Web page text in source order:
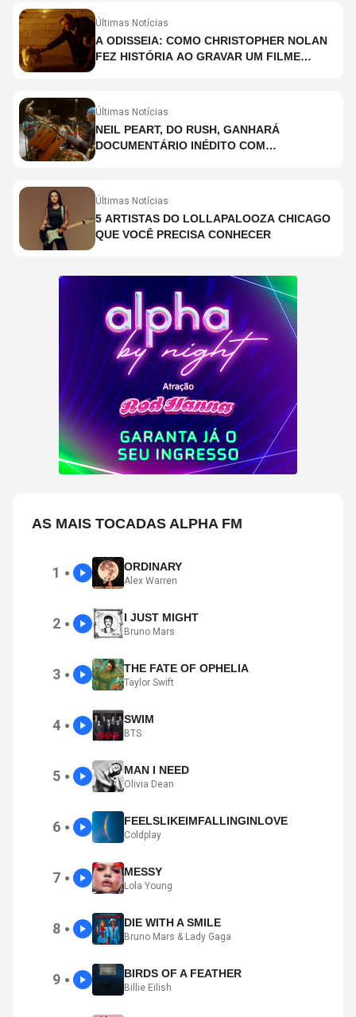
Últimas Notícias
A ODISSEIA: COMO CHRISTOPHER NOLAN
FEZ HISTÓRIA AO GRAVAR UM FILME
Últimas Notícias
NEIL PEART, DO RUSH, GANHARÁ
DOCUMENTÁRIO INÉDITO COM
Últimas Notícias
5 ARTISTAS DO LOLLAPALOOZA CHICAGO
QUE VOCÊ PRECISA CONHECER
AS MAIS TOCADAS ALPHA FM
1 ● ORDINARY
Alex Warren
2 ● I JUST MIGHT
Bruno Mars
3 ● THE FATE OF OPHELIA
Taylor Swift
4 ● SWIM
BTS
5 ● MAN I NEED
Olivia Dean
6 ● FEELSLIKEIMFALLINGINLOVE
Coldplay
7 ● MESSY
Lola Young
8 ● DIE WITH A SMILE
Bruno Mars & Lady Gaga
9 ● BIRDS OF A FEATHER
Billie Eilish